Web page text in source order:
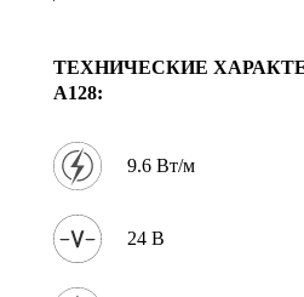
ТЕХНИЧЕСКИЕ
A128:
9.6 Вт/м
24 В